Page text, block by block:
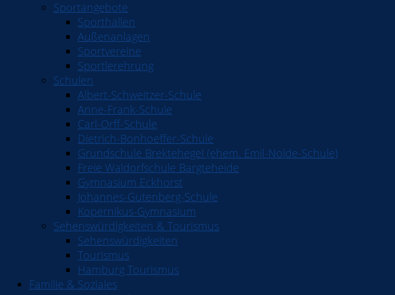
Sportangebote
Sporthallen
Außenanlagen
Sportvereine
Sportlerehrung
Schulen
Albert-Schweitzer-Schule
Anne-Frank-Schule
Carl-Orff-Schule
Dietrich-Bonhoeffer-Schule
Grundschule Brektehegel (ehem. Emil-Nolde-Schule)
Freie Waldorfschule Bargteheide
Gymnasium Eckhorst
Johannes-Gutenberg-Schule
Kopernikus-Gymnasium
Sehenswürdigkeiten & Tourismus
Sehenswürdigkeiten
Tourismus
Hamburg Tourismus
Familie & Soziales